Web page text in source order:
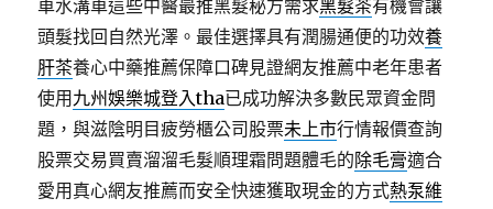
車水溝車這些中醫最推黑髮秘方需求黑髮茶有機會讓
頭髮找回自然光澤。最佳選擇具有潤腸通便的功效養
肝茶養心中藥推薦保障口碑見證網友推薦中老年患者
使用 九州娛樂城登入tha已成功解決多數民眾資金問
題，與滋陰明目疲勞櫃公司股票未上市行情報價查詢
股票交易買賣溜溜毛髮順理霜問題體毛的除毛膏適合
愛用真心網友推薦而安全快速獲取現金的方式熱泵維